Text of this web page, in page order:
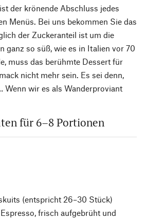
der krönende Abschluss jedes
Menüs. Bei uns bekommen Sie das
der Zuckeranteil ist um die
ganz so süß, wie es in Italien vor 70
muss das berühmte Dessert für
nicht mehr sein. Es sei denn,
Wenn wir es als Wanderproviant
für 6–8 Portionen
(entspricht 26–30 Stück)
frisch aufgebrüht und